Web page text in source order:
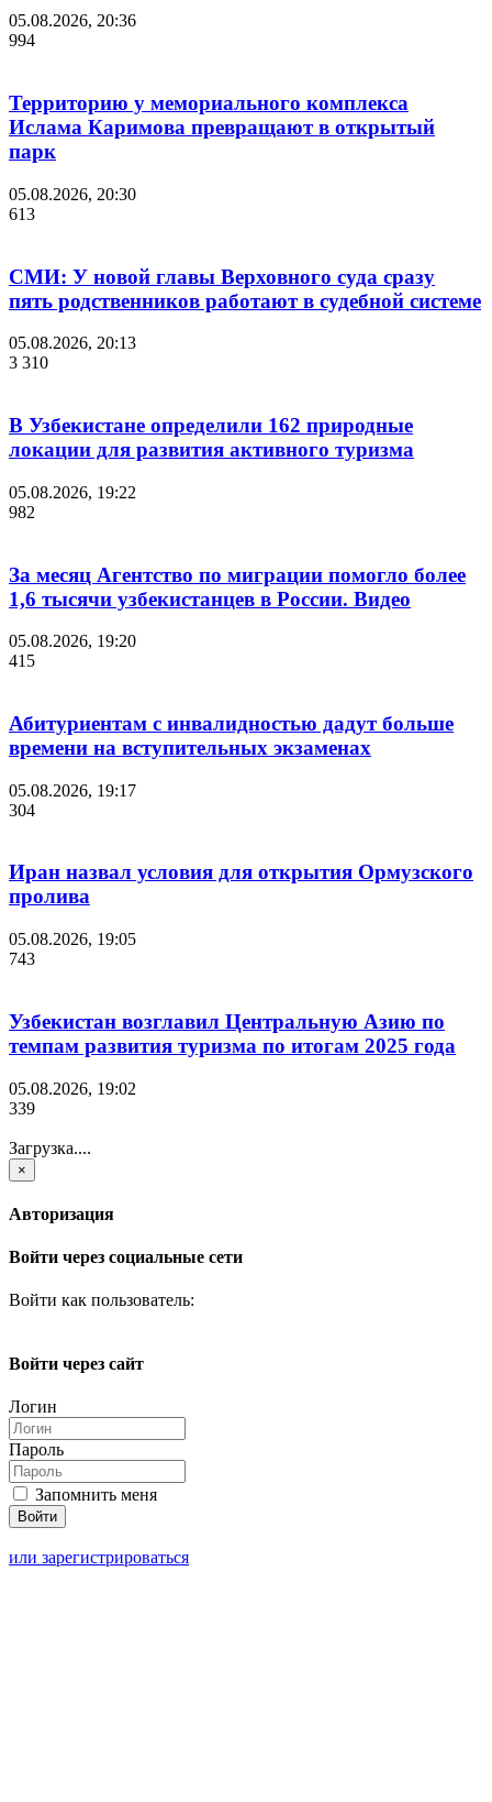
05.08.2026, 20:36
994
Территорию у мемориального комплекса
Ислама Каримова превращают в открытый
парк
05.08.2026, 20:30
613
СМИ: У новой главы Верховного суда сразу
пять родственников работают в судебной системе
05.08.2026, 20:13
3 310
В Узбекистане определили 162 природные
локации для развития активного туризма
05.08.2026, 19:22
982
За месяц Агентство по миграции помогло более
1,6 тысячи узбекистанцев в России. Видео
05.08.2026, 19:20
415
Абитуриентам с инвалидностью дадут больше
времени на вступительных экзаменах
05.08.2026, 19:17
304
Иран назвал условия для открытия Ормузского
пролива
05.08.2026, 19:05
743
Узбекистан возглавил Центральную Азию по
темпам развития туризма по итогам 2025 года
05.08.2026, 19:02
339
Загрузка....
×
Авторизация
Войти через социальные сети
Войти как пользователь:
Войти через сайт
Логин
Пароль
Запомнить меня
или зарегистрироваться